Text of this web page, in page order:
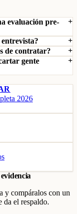
evaluación pre-
de contratar?
gente
2026
y compáralos con un
el respaldo.